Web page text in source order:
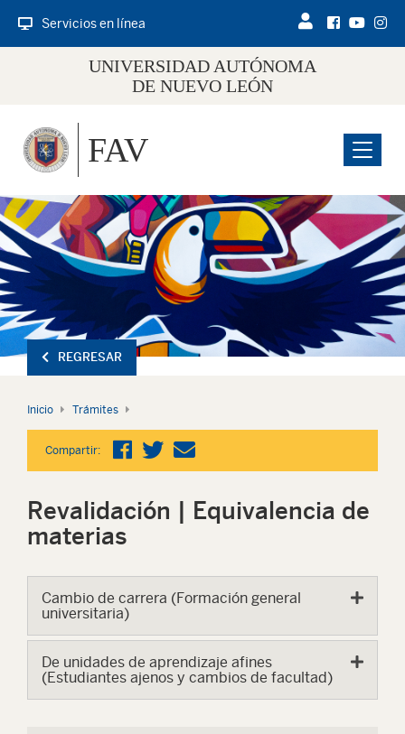
Servicios en línea
UNIVERSIDAD AUTÓNOMA
DE NUEVO LEÓN
Menu
FAV
REGRESAR
Inicio Trámites
Compartir:
Revalidación | Equivalencia de
materias
Cambio de carrera (Formación general
universitaria)
De unidades de aprendizaje afines
(Estudiantes ajenos y cambios de facultad)